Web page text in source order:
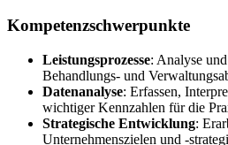
Kompetenzschwerpunkte
Leistungsprozesse: Analyse
Behandlungs- und
Datenanalyse: Erfassen,
wichtiger Kennzahlen für die
Strategische Entwicklung:
Unternehmenszielen und -